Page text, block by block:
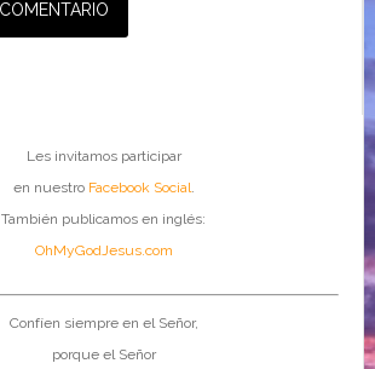
Les invitamos participar
en nuestro Facebook Social.
También publicamos en inglés:
OhMyGodJesus.com
Confíen siempre en el Señor,
porque el Señor